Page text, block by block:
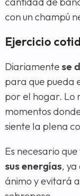
con un champú
Ejercicio
Diariamente se
para que pueda
por el hogar. Lo
momentos
siente la plena
Es necesario
sus energías,
ánimo y evitará